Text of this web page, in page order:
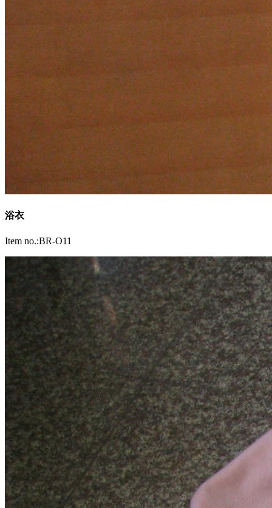
浴衣
Item no.:BR-O11